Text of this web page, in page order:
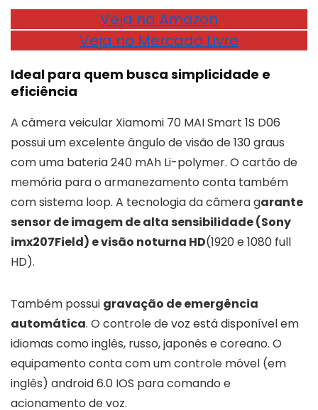
Veja na Amazon
Veja no Mercado Livre
Ideal para quem busca simplicidade e
eficiência
A câmera veicular Xiamomi 70 MAI Smart 1S D06
possui um excelente ângulo de visão de 130 graus
com uma bateria 240 mAh Li-polymer. O cartão de
memória para o armanezamento conta também
com sistema loop. A tecnologia da câmera garante
sensor de imagem de alta sensibilidade (Sony
imx207Field) e visão noturna HD(1920 e 1080 full
HD).
Também possui gravação de emergência
automática. O controle de voz está disponível em
idiomas como inglês, russo, japonês e coreano. O
equipamento conta com um controle móvel (em
inglês) android 6.0 IOS para comando e
acionamento de voz.